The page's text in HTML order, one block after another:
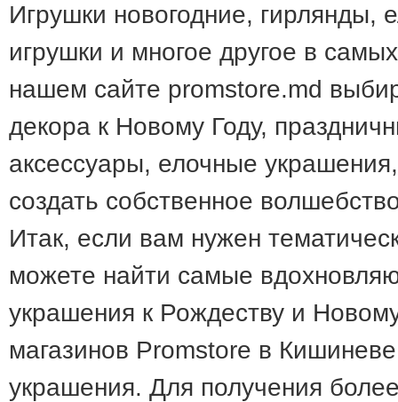
Игрушки новогодние,
игрушки и многое другое в
нашем сайте promstore.md
декора к Новому Году,
аксессуары, елочные
создать собственное
Итак, если вам нужен
можете найти самые
украшения к Рождеству и
магазинов Promstore в
украшения. Для получения